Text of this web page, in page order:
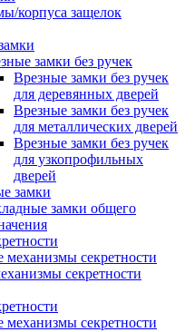
корпуса защелок
замки без ручек
Врезные замки без ручек
для деревянных дверей
Врезные замки без ручек
для металлических дверей
Врезные замки без ручек
для узкопрофильных
дверей
замки
замки общего
механизмы секретности
секретности
механизмы секретности